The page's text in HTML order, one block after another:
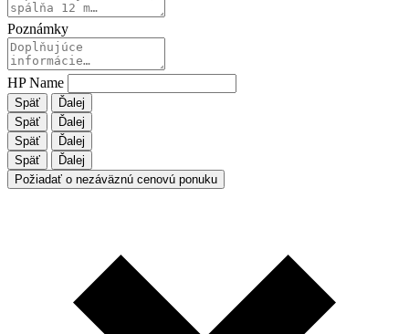
Poznámky
HP Name
Späť
Ďalej
Späť
Ďalej
Späť
Ďalej
Späť
Ďalej
Požiadať o nezáväznú cenovú ponuku